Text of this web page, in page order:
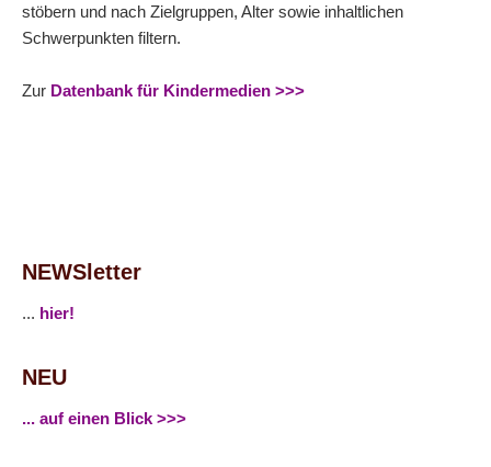
stöbern und nach Zielgruppen, Alter sowie inhaltlichen
Schwerpunkten filtern.
Zur Datenbank für Kindermedien >>>
NEWSletter
... hier!
NEU
... auf einen Blick >>>